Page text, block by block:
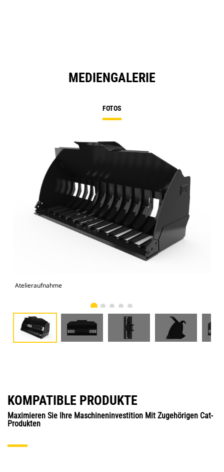
MEDIENGALERIE
FOTOS
Atelieraufnahme
KOMPATIBLE PRODUKTE
Maximieren Sie Ihre Maschineninvestition Mit Zugehörigen Cat-
Produkten